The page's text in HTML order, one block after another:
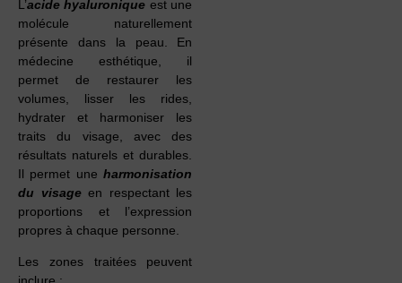
L’acide hyaluronique est une
molécule naturellement
présente dans la peau. En
médecine esthétique, il
permet de restaurer les
volumes, lisser les rides,
hydrater et harmoniser les
traits du visage, avec des
résultats naturels et durables.
Il permet une harmonisation
du visageen respectant les
proportions et l’expression
propres à chaque personne.
Les zones traitées peuvent